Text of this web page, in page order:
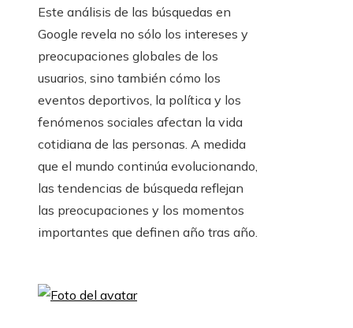
Este análisis de las búsquedas en
Google revela no sólo los intereses y
preocupaciones globales de los
usuarios, sino también cómo los
eventos deportivos, la política y los
fenómenos sociales afectan la vida
cotidiana de las personas. A medida
que el mundo continúa evolucionando,
las tendencias de búsqueda reflejan
las preocupaciones y los momentos
importantes que definen año tras año.